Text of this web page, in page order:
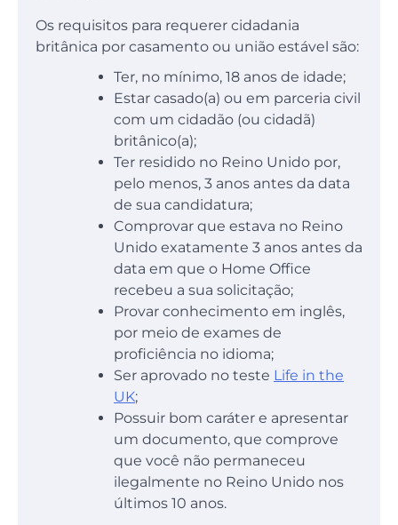
Os requisitos para requerer cidadania
britânica por casamento ou união estável são:
Ter, no mínimo, 18 anos de idade;
Estar casado(a) ou em parceria civil
com um cidadão (ou cidadã)
britânico(a);
Ter residido no Reino Unido por,
pelo menos, 3 anos antes da data
de sua candidatura;
Comprovar que estava no Reino
Unido exatamente 3 anos antes da
data em que o Home Office
recebeu a sua solicitação;
Provar conhecimento em inglês,
por meio de exames de
proficiência no idioma;
Ser aprovado no teste Life in the
UK;
Possuir bom caráter e apresentar
um documento, que comprove
que você não permaneceu
ilegalmente no Reino Unido nos
últimos 10 anos.